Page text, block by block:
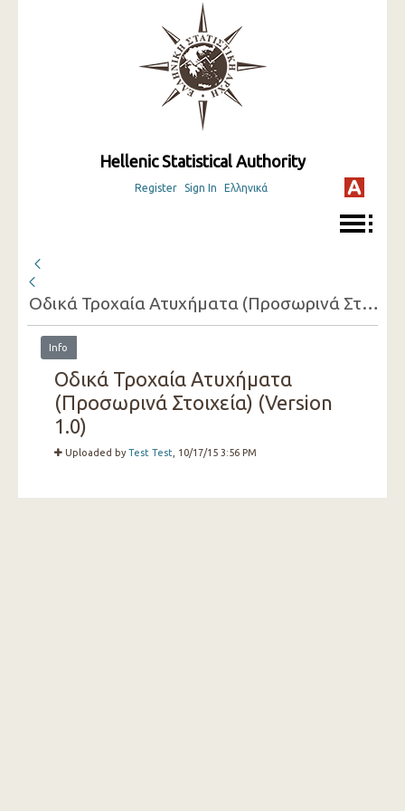
Hellenic Statistical Authority
Register Sign In Ελληνικά
Οδικά Τροχαία Ατυχήματα (Προσωρινά Στοιχεία)
Info
Οδικά Τροχαία Ατυχήματα
(Προσωρινά Στοιχεία) (Version
1.0)
Uploaded byTest Test , 10/17/15 3:56 PM